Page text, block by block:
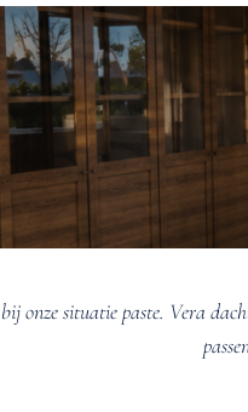
onze situatie paste. Vera